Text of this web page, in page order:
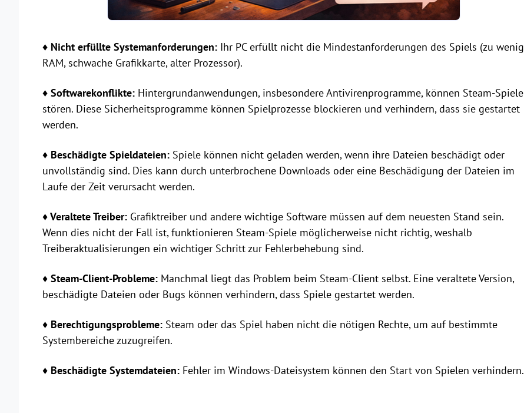
♦ Nicht erfüllte Systemanforderungen: Ihr PC erfüllt nicht die Mindestanforderungen des Spiels (zu wenig
RAM, schwache Grafikkarte, alter Prozessor).
♦ Softwarekonflikte: Hintergrundanwendungen, insbesondere Antivirenprogramme, können Steam-Spiele
stören. Diese Sicherheitsprogramme können Spielprozesse blockieren und verhindern, dass sie gestartet
werden.
♦ Beschädigte Spieldateien: Spiele können nicht geladen werden, wenn ihre Dateien beschädigt oder
unvollständig sind. Dies kann durch unterbrochene Downloads oder eine Beschädigung der Dateien im
Laufe der Zeit verursacht werden.
♦ Veraltete Treiber: Grafiktreiber und andere wichtige Software müssen auf dem neuesten Stand sein.
Wenn dies nicht der Fall ist, funktionieren Steam-Spiele möglicherweise nicht richtig, weshalb
Treiberaktualisierungen ein wichtiger Schritt zur Fehlerbehebung sind.
♦ Steam-Client-Probleme: Manchmal liegt das Problem beim Steam-Client selbst. Eine veraltete Version,
beschädigte Dateien oder Bugs können verhindern, dass Spiele gestartet werden.
♦ Berechtigungsprobleme: Steam oder das Spiel haben nicht die nötigen Rechte, um auf bestimmte
Systembereiche zuzugreifen.
♦ Beschädigte Systemdateien: Fehler im Windows-Dateisystem können den Start von Spielen verhindern.